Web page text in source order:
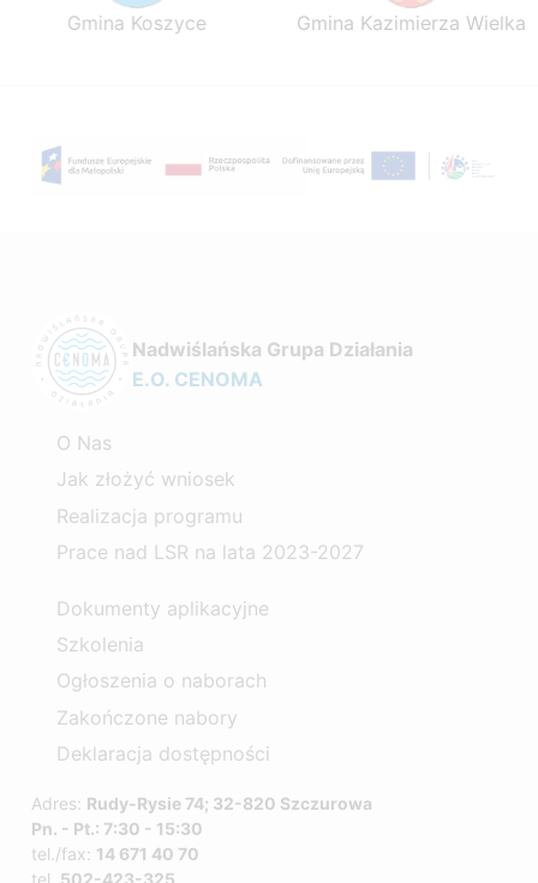
Gmina Koszyce Gmina Kazimierza Wielka
Nadwiślańska Grupa Działania
E.O. CENOMA
O Nas
Jak złożyć wniosek
Realizacja programu
Prace nad LSR na lata 2023-2027
Dokumenty aplikacyjne
Szkolenia
Ogłoszenia o naborach
Zakończone nabory
Deklaracja dostępności
Adres: Rudy-Rysie 74; 32-820 Szczurowa
Pn. - Pt.: 7:30 - 15:30
tel./fax: 14 671 40 70